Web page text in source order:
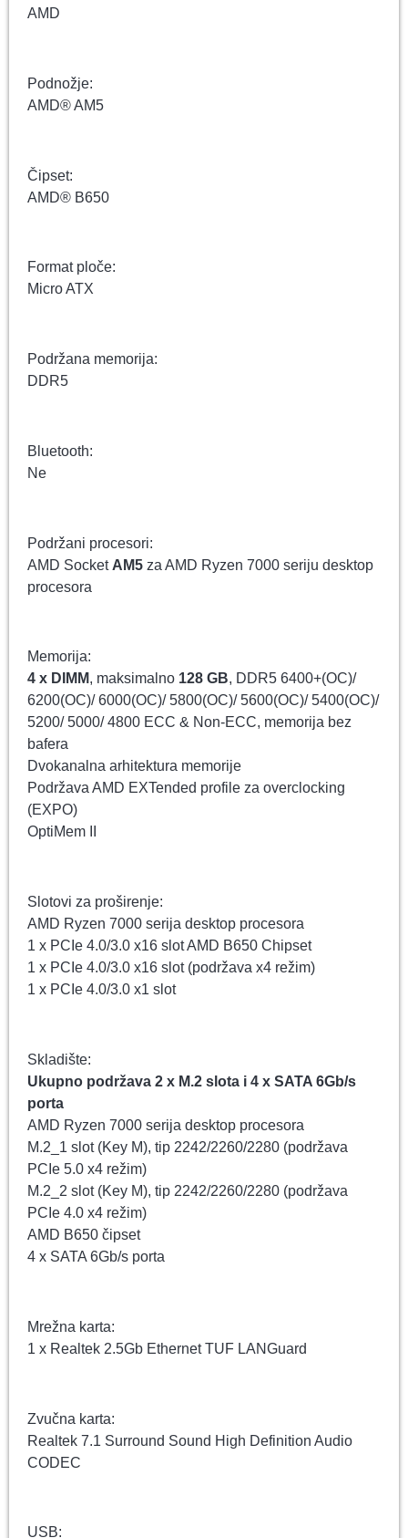
AMD
Podnožje:
AMD® AM5
Čipset:
AMD® B650
Format ploče:
Micro ATX
Podržana memorija:
DDR5
Bluetooth:
Ne
Podržani procesori:
AMD Socket AM5 za AMD Ryzen 7000 seriju desktop
procesora
Memorija:
4 x DIMM, maksimalno 128 GB, DDR5 6400+(OC)/
6200(OC)/ 6000(OC)/ 5800(OC)/ 5600(OC)/ 5400(OC)/
5200/ 5000/ 4800 ECC & Non-ECC, memorija bez
bafera
Dvokanalna arhitektura memorije
Podržava AMD EXTended profile za overclocking
(EXPO)
OptiMem II
Slotovi za proširenje:
AMD Ryzen 7000 serija desktop procesora
1 x PCIe 4.0/3.0 x16 slot AMD B650 Chipset
1 x PCIe 4.0/3.0 x16 slot (podržava x4 režim)
1 x PCIe 4.0/3.0 x1 slot
Skladište:
Ukupno podržava 2 x M.2 slota i 4 x SATA 6Gb/s
porta
AMD Ryzen 7000 serija desktop procesora
M.2_1 slot (Key M), tip 2242/2260/2280 (podržava
PCIe 5.0 x4 režim)
M.2_2 slot (Key M), tip 2242/2260/2280 (podržava
PCIe 4.0 x4 režim)
AMD B650 čipset
4 x SATA 6Gb/s porta
Mrežna karta:
1 x Realtek 2.5Gb Ethernet TUF LANGuard
Zvučna karta:
Realtek 7.1 Surround Sound High Definition Audio
CODEC
USB: